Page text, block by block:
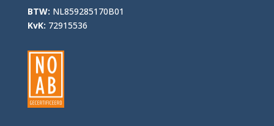
BTW: NL859285170B01
KvK: 72915536